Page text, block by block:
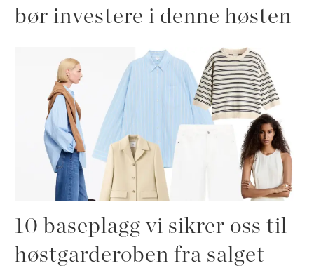
bør investere i denne høsten
10 baseplagg vi sikrer oss til
høstgarderoben fra salget